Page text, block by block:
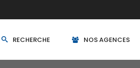
RECHERCHE NOS AGENCES